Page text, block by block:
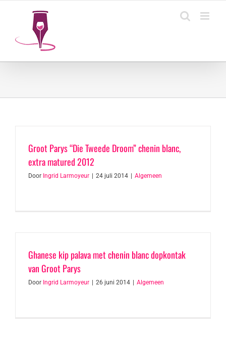
Groot Parys “Die Tweede Droom” chenin blanc,
extra matured 2012
Door Ingrid Larmoyeur 24 juli 2014 Algemeen
Ghanese kip palava met chenin blanc dopkontak
van Groot Parys
Door Ingrid Larmoyeur 26 juni 2014 Algemeen